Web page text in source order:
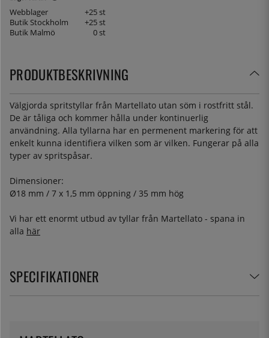
Webblager
+25 st
Butik Stockholm
+25 st
Butik Malmö
0 st
PRODUKTBESKRIVNING
Välgjorda spritstyllar från Martellato utan söm i rostfritt stål.
De är tåliga och kommer hålla under kontinuerlig
användning. Alla tyllarna har en permenent markering för att
enkelt kunna identifiera vilken som är vilken. Fungerar på alla
typer av spritspåsar.
Dimensioner:
Ø18 mm / 7 x 1,5 mm öppning / 35 mm hög
Vi har ett enormt utbud av tyllar från Martellato - spana in
alla här
SPECIFIKATIONER